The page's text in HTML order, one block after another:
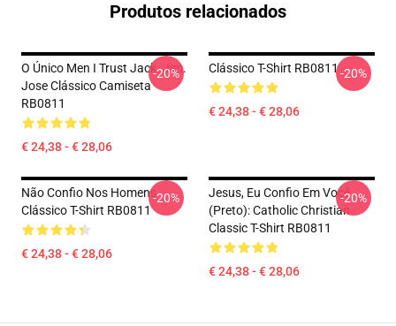
Produtos relacionados
O Único Men I Trust Jack. Jim.
Jose Clássico Camiseta
RB0811
€ 24,38 - € 28,06
-20% Clássico T-Shirt RB0811
€ 24,38 - € 28,06
-20%
Não Confio Nos Homens
Clássico T-Shirt RB0811
€ 24,38 - € 28,06
-20%
Jesus, Eu Confio Em Você
(preto): Catholic Christian
Classic T-Shirt RB0811
€ 24,38 - € 28,06
-20%